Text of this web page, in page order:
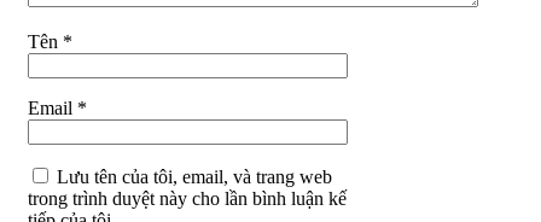
Tên *
Email *
Lưu tên của tôi, email, và trang web
trong trình duyệt này cho lần bình luận kế